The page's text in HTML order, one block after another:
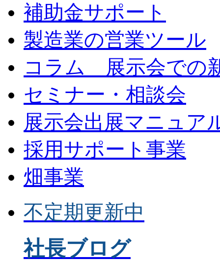
補助金サポート
製造業の営業ツール
コラム 展示会での
セミナー・相談会
展示会出展マニュア
採用サポート事業
畑事業
不定期更新中
社長ブログ